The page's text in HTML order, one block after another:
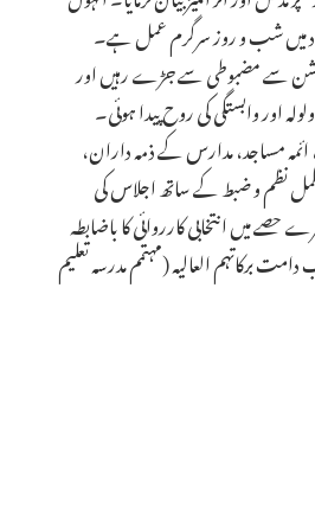
میں شب و روز سرگرم عمل ہے۔
مشن سے مضبوطی سے جڑے رہیں اور
وابستگی کی روح پیدا ہوئی۔
مساجد، مدارس کے ذمہ داران،
نظم و ضبط کے ساتھ اجلاس کی
حصے میں انتخابی کارروائی کا باضابطہ
برکاتہم العالیہ (مہتمم مدرسہ تعلیم